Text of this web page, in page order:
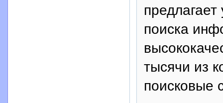
поиска
тысячи из
поисковые